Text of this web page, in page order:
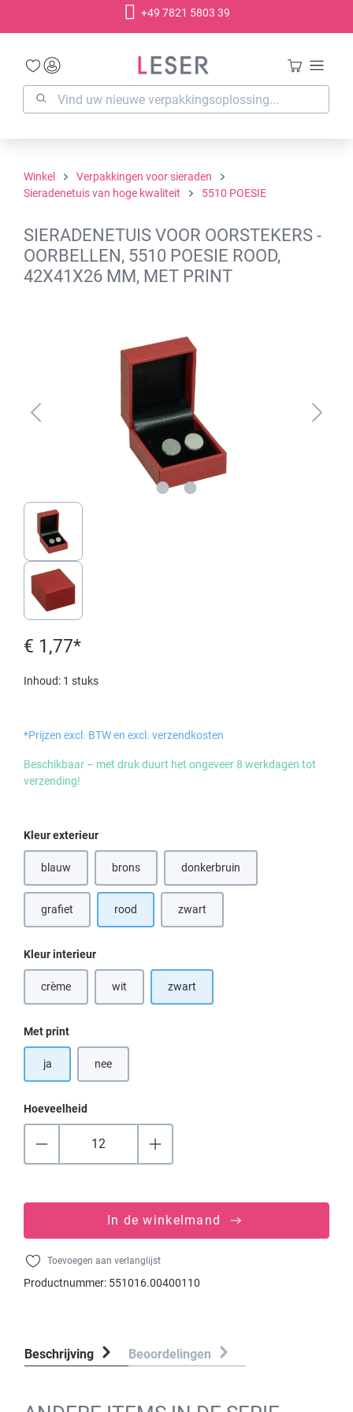
+49 7821 5803 39
Winkel
Verpakkingen voor sieraden
Sieradenetuis van hoge kwaliteit
5510 POESIE
SIERADENETUIS VOOR OORSTEKERS -
OORBELLEN, 5510 POESIE ROOD,
42X41X26 MM, MET PRINT
€ 1,77*
Inhoud: 1 stuks
*Prijzen excl. BTW en excl. verzendkosten
Beschikbaar – met druk duurt het ongeveer 8 werkdagen tot
verzending!
Selecteer
Kleur exterieur
blauw(Deze optie is momenteel niet beschikbaar.)
brons donkerbruin(Deze optie is momenteel niet
grafiet rood zwart
Selecteer
Kleur interieur
crème(Deze optie is momenteel niet beschikbaar.)
wit(Deze optie is momenteel niet beschikbaar.)
zwart
Selecteer
Met print
ja nee
Hoeveelheid
In de winkelmand
Toevoegen aan verlanglijst
Productnummer: 551016.00400110
Beschrijving Beoordelingen